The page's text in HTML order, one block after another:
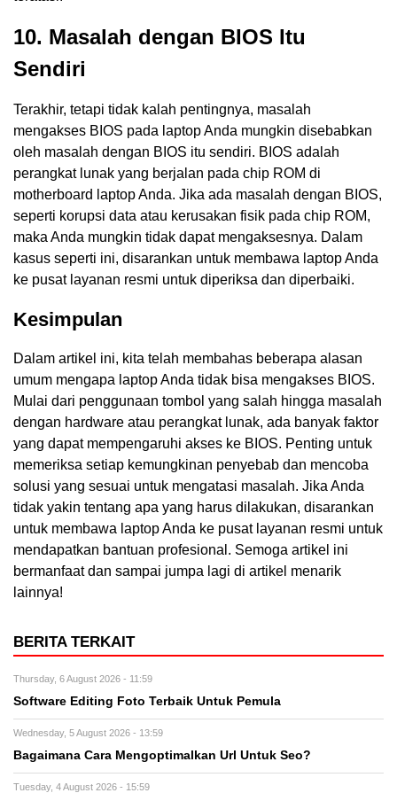
10. Masalah dengan BIOS Itu
Sendiri
Terakhir, tetapi tidak kalah pentingnya, masalah
mengakses BIOS pada laptop Anda mungkin disebabkan
oleh masalah dengan BIOS itu sendiri. BIOS adalah
perangkat lunak yang berjalan pada chip ROM di
motherboard laptop Anda. Jika ada masalah dengan BIOS,
seperti korupsi data atau kerusakan fisik pada chip ROM,
maka Anda mungkin tidak dapat mengaksesnya. Dalam
kasus seperti ini, disarankan untuk membawa laptop Anda
ke pusat layanan resmi untuk diperiksa dan diperbaiki.
Kesimpulan
Dalam artikel ini, kita telah membahas beberapa alasan
umum mengapa laptop Anda tidak bisa mengakses BIOS.
Mulai dari penggunaan tombol yang salah hingga masalah
dengan hardware atau perangkat lunak, ada banyak faktor
yang dapat mempengaruhi akses ke BIOS. Penting untuk
memeriksa setiap kemungkinan penyebab dan mencoba
solusi yang sesuai untuk mengatasi masalah. Jika Anda
tidak yakin tentang apa yang harus dilakukan, disarankan
untuk membawa laptop Anda ke pusat layanan resmi untuk
mendapatkan bantuan profesional. Semoga artikel ini
bermanfaat dan sampai jumpa lagi di artikel menarik
lainnya!
BERITA TERKAIT
Thursday, 6 August 2026 - 11:59
Software Editing Foto Terbaik Untuk Pemula
Wednesday, 5 August 2026 - 13:59
Bagaimana Cara Mengoptimalkan Url Untuk Seo?
Tuesday, 4 August 2026 - 15:59